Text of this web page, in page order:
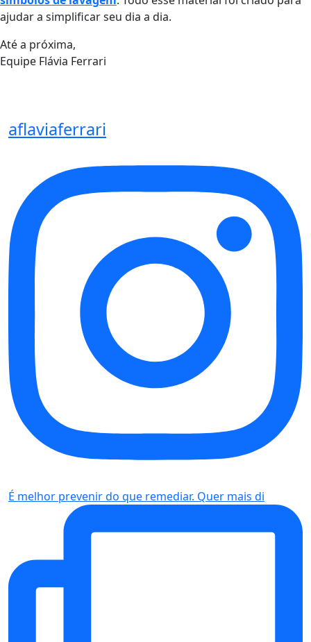
ajudar a simplificar seu dia a dia.
Até a próxima,
Equipe Flávia Ferrari
aflaviaferrari
É melhor prevenir do que remediar. Quer mais di